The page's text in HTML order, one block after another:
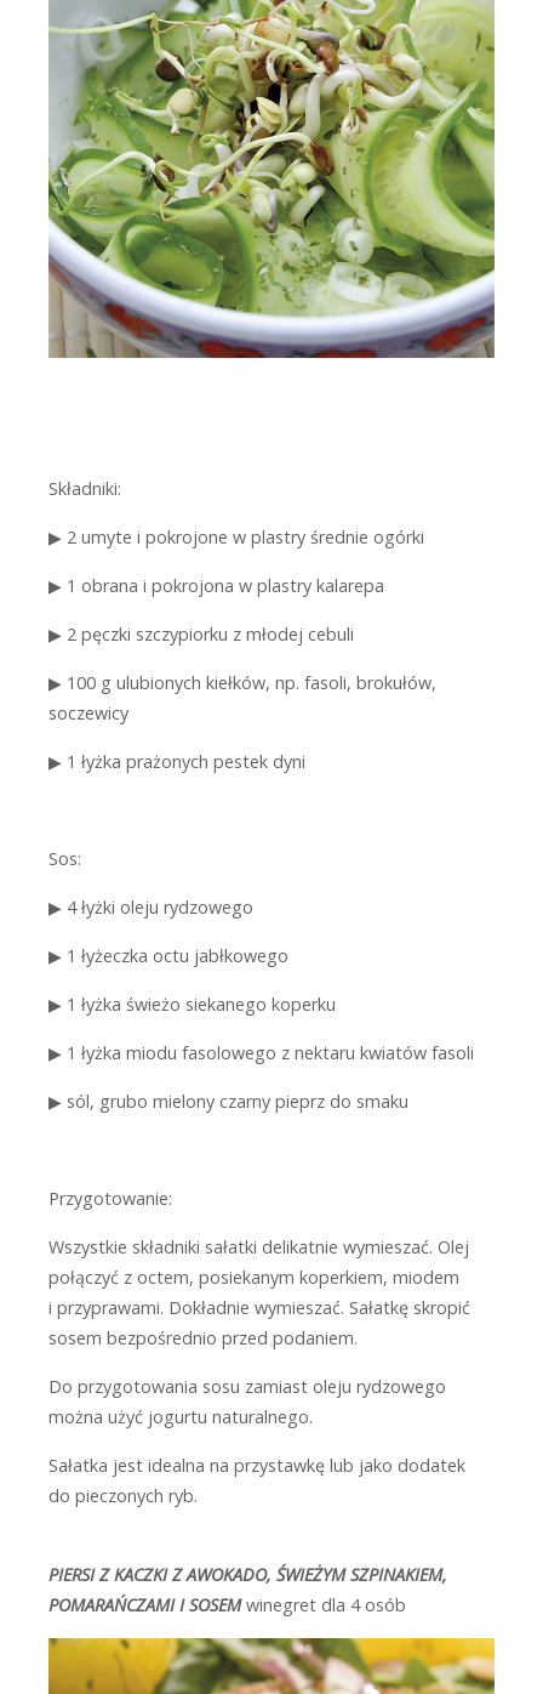
Składniki:
▶ 2 umyte i pokrojone w plastry średnie ogórki
▶ 1 obrana i pokrojona w plastry kalarepa
▶ 2 pęczki szczypiorku z młodej cebuli
▶ 100 g ulubionych kiełków, np. fasoli, brokułów,
soczewicy
▶ 1 łyżka prażonych pestek dyni
Sos:
▶ 4 łyżki oleju rydzowego
▶ 1 łyżeczka octu jabłkowego
▶ 1 łyżka świeżo siekanego koperku
▶ 1 łyżka miodu fasolowego z nektaru kwiatów fasoli
▶ sól, grubo mielony czarny pieprz do smaku
Przygotowanie:
Wszystkie składniki sałatki delikatnie wymieszać. Olej
połączyć z octem, posiekanym koperkiem, miodem
i przyprawami. Dokładnie wymieszać. ­Sałatkę skropić
sosem bezpośrednio przed podaniem.
Do przygotowania sosu zamiast oleju rydzowego
można użyć jogurtu naturalnego.
Sałatka jest idealna na przystawkę lub jako dodatek
do pieczonych ryb.
PIERSI Z KACZKI Z AWOKADO, ŚWIEŻYM ­SZPINAKIEM,
POMARAŃCZAMI I SOSEM winegret dla 4 osób